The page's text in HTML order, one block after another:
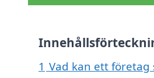
1 Vad kan ett